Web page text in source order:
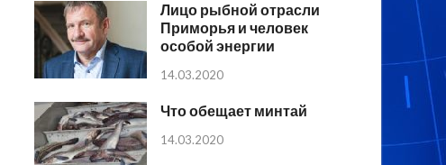
Лицо рыбной отрасли
Приморья и человек
особой энергии
14.03.2020
Что обещает минтай
14.03.2020